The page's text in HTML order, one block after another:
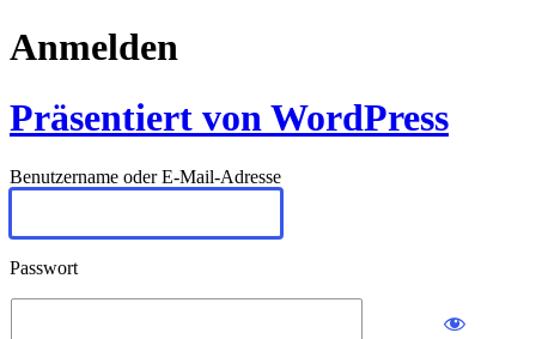
Anmelden
Präsentiert von WordPress
Benutzername oder E-Mail-Adresse
Passwort